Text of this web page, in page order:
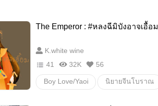
The Emperor : #หลงฉีมิบังอาจเอื้อม
K.white wine
41
32K 56
Boy Love/Yaoi นิยายจีนโบราณ